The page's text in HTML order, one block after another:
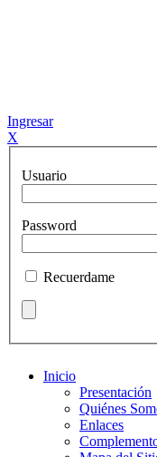
Ingresar
X
Usuario
Password
Recuerdame
Inicio
Presentación
Quiénes
Enlaces